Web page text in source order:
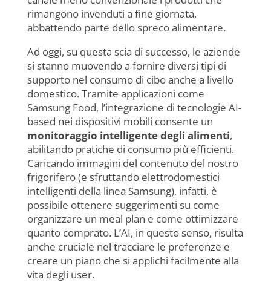
rimangono invenduti a fine giornata,
abbattendo parte dello spreco alimentare.
Ad oggi, su questa scia di successo, le aziende
si stanno muovendo a fornire diversi tipi di
supporto nel consumo di cibo anche a livello
domestico. Tramite applicazioni come
Samsung Food, l’integrazione di tecnologie AI-
based nei dispositivi mobili consente un
monitoraggio intelligente degli alimenti,
abilitando pratiche di consumo più efficienti.
Caricando immagini del contenuto del nostro
frigorifero (e sfruttando elettrodomestici
intelligenti della linea Samsung), infatti, è
possibile ottenere suggerimenti su come
organizzare un meal plan e come ottimizzare
quanto comprato. L’AI, in questo senso, risulta
anche cruciale nel tracciare le preferenze e
creare un piano che si applichi facilmente alla
vita degli user.